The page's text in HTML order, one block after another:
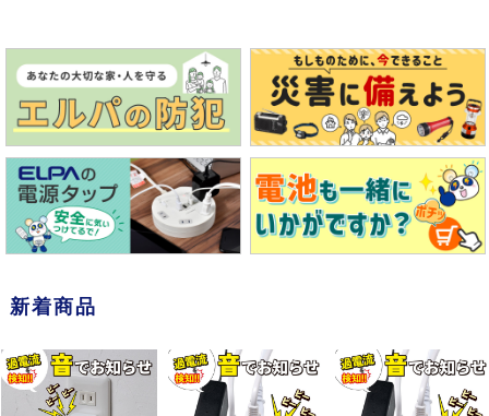
新着商品